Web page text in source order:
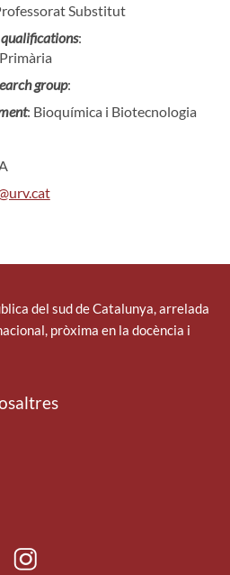
Substitut
:
group:
: Bioquímica i Biotecnologia
del sud de Catalunya, arrelada
pròxima en la docència i
Instagram